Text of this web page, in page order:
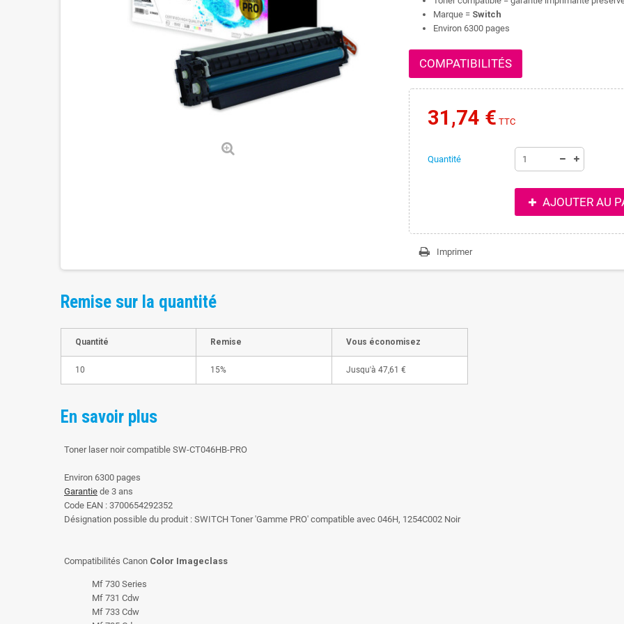
Marque = Switch
Environ 6300 pages
COMPATIBILITÉS
31,74 € TTC
Quantité
AJOUTER AU
Imprimer
Remise sur la quantité
Quantité Remise Vous économisez
10 15% Jusqu'à 47,61 €
En savoir plus
Toner laser noir compatible SW-CT046HB-PRO
Environ 6300 pages
Garantie de 3 ans
Code EAN : 3700654292352
Désignation possible du produit : SWITCH Toner 'Gamme PRO' compatible avec 046H, 1254C002 Noir
Compatibilités Canon Color Imageclass
Mf 730 Series
Mf 731 Cdw
Mf 733 Cdw